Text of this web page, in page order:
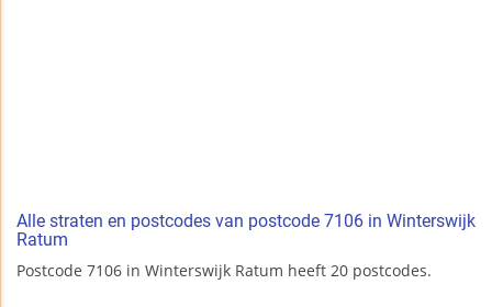
Alle straten en postcodes van postcode 7106 in Winterswijk
Ratum
Postcode 7106 in Winterswijk Ratum heeft 20 postcodes.